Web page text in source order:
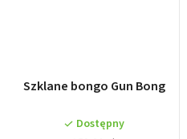
Szklane bongo Gun Bong
Dostępny